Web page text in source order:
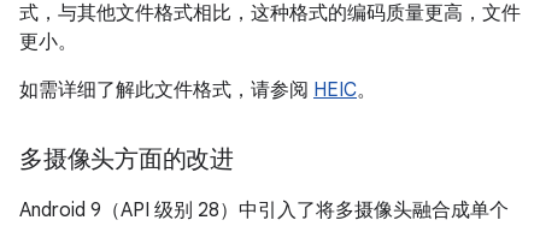
式，与其他文件格式相比，这种格式的编码质量更高，文件
更小。
如需详细了解此文件格式，请参阅 HEIC。
多摄像头方面的改进
Android 9（API 级别 28）中引入了将多摄像头融合成单个